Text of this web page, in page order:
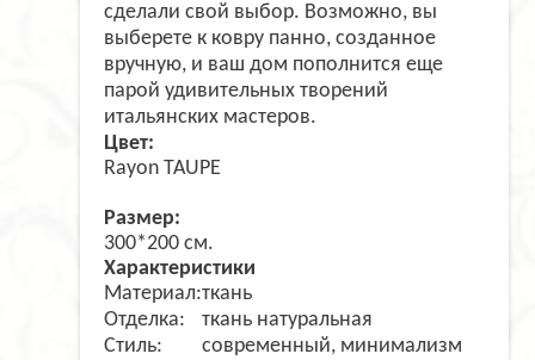
сделали свой выбор. Возможно, вы
выберете к ковру панно, созданное
вручную, и ваш дом пополнится еще
парой удивительных творений
итальянских мастеров.
Цвет:
Rayon TAUPE
Размер:
300*200 см.
Характеристики
Материал:ткань
Отделка:
ткань натуральная
Стиль:
современный, минимализм